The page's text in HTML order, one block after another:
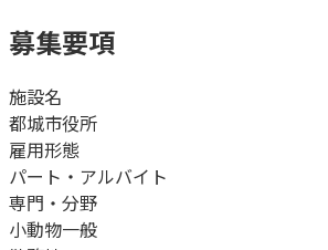
募集要項
施設名
都城市役所
雇用形態
パート・アルバイト
専門・分野
小動物一般